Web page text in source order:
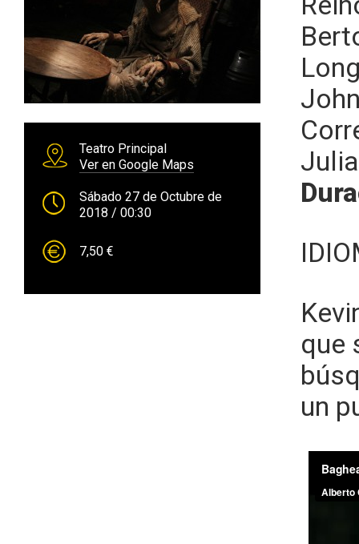
Teatro Principal
Ver en Google Maps
Sábado 27 de Octubre de
2018 / 00:30
7,50 €
que
un